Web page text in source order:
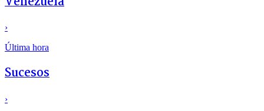
›
Última hora
Sucesos
›